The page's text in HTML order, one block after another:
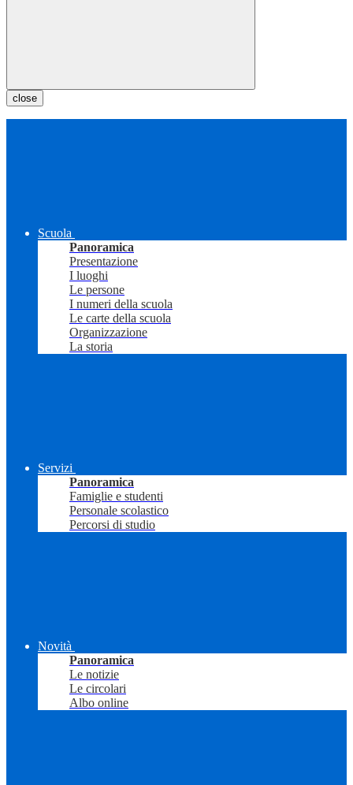
close
Scuola
Panoramica
Presentazione
I luoghi
Le persone
I numeri della scuola
Le carte della scuola
Organizzazione
La storia
Servizi
Panoramica
Famiglie e studenti
Personale scolastico
Percorsi di studio
Novità
Panoramica
Le notizie
Le circolari
Albo online